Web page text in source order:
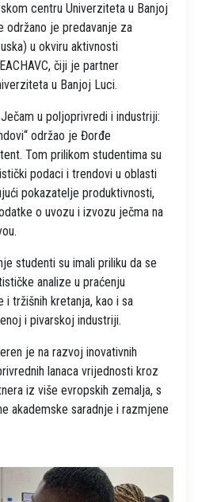
centru Univerziteta u Banjoj
održano je predavanje za
u okviru aktivnosti
čiji je partner
u Banjoj Luci.
u poljoprivredi i industriji:
održao je Đorđe
Tom prilikom studentima su
podaci i trendovi u oblasti
pokazatelje produktivnosti,
o uvozu i izvozu ječma na
studenti su imali priliku da se
analize u praćenju
tržišnih kretanja, kao i sa
i pivarskoj industriji.
je na razvoj inovativnih
lanaca vrijednosti kroz
iz više evropskih zemalja, s
akademske saradnje i razmjene